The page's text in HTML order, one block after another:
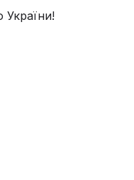
України!